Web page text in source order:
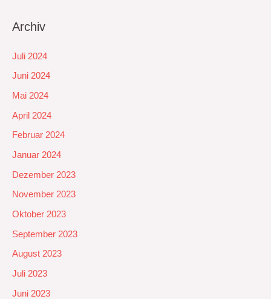
Archiv
Juli 2024
Juni 2024
Mai 2024
April 2024
Februar 2024
Januar 2024
Dezember 2023
November 2023
Oktober 2023
September 2023
August 2023
Juli 2023
Juni 2023